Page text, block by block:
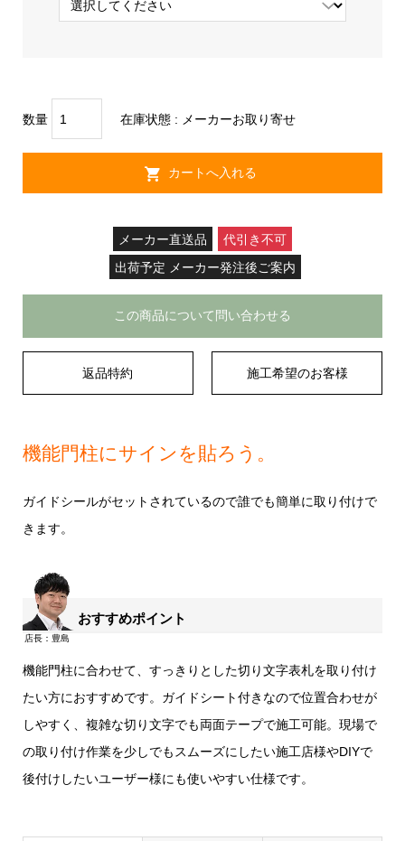
数量 在庫状態 : メーカーお取り寄せ
メーカー直送品
代引き不可
出荷予定 メーカー発注後ご案内
この商品について問い合わせる
返品特約 施工希望のお客様
機能門柱にサインを貼ろう。
ガイドシールがセットされているので誰でも簡単に取り付けで
きます。
おすすめポイント
機能門柱に合わせて、すっきりとした切り文字表札を取り付け
たい方におすすめです。ガイドシート付きなので位置合わせが
しやすく、複雑な切り文字でも両面テープで施工可能。現場で
の取り付け作業を少しでもスムーズにしたい施工店様やDIYで
後付けしたいユーザー様にも使いやすい仕様です。